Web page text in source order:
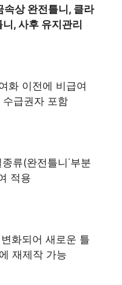
속상 완전틀니, 클라
, 사후 유지관리
화 이전에 비급여
수급권자 포함
류(완전틀니˙부분
적용
화되어 새로운 틀
재제작 가능